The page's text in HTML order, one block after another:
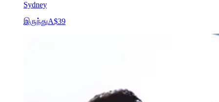
Sydney
இருந்துA$39